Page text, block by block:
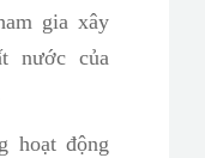
gia xây
nước của
hoạt động